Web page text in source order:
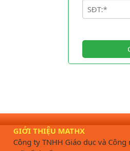
GIỚI THIỆU MATHX
Công ty TNHH Giáo dục và Công